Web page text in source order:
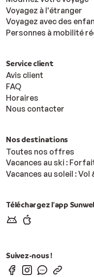
Voyagez à l'étranger
Voyagez avec des
Personnes à mobilité
Service client
Avis client
FAQ
Horaires
Nous contacter
Nos destinations
Toutes nos offres
Vacances au ski :
Vacances au soleil :
Téléchargez l'app
Suivez-nous !